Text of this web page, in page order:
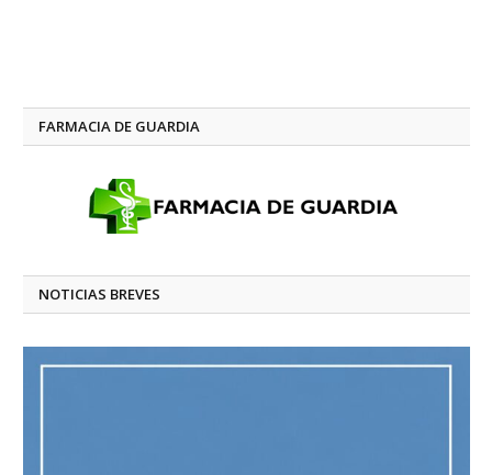
FARMACIA DE GUARDIA
NOTICIAS BREVES